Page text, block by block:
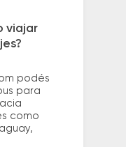
viajar
podés
para
como